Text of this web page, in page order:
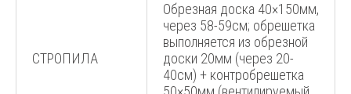
СТРОПИЛА
Обрезная доска 40×150мм,
через 58-59см; обрешетка
выполняется из обрезной
доски 20мм (через 20-
40см) + контробрешетка